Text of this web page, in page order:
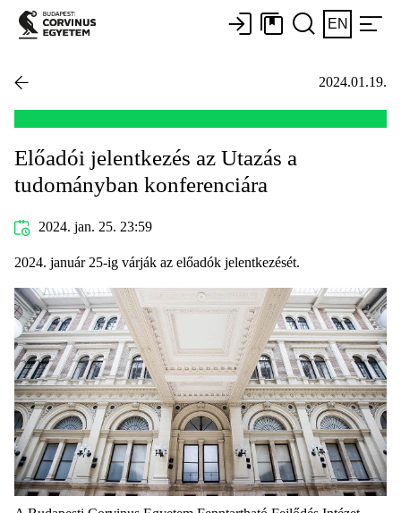
EN
2024.01.19.
Előadói jelentkezés az Utazás a
tudományban konferenciára
2024. jan. 25. 23:59
2024. január 25-ig várják az előadók jelentkezését.